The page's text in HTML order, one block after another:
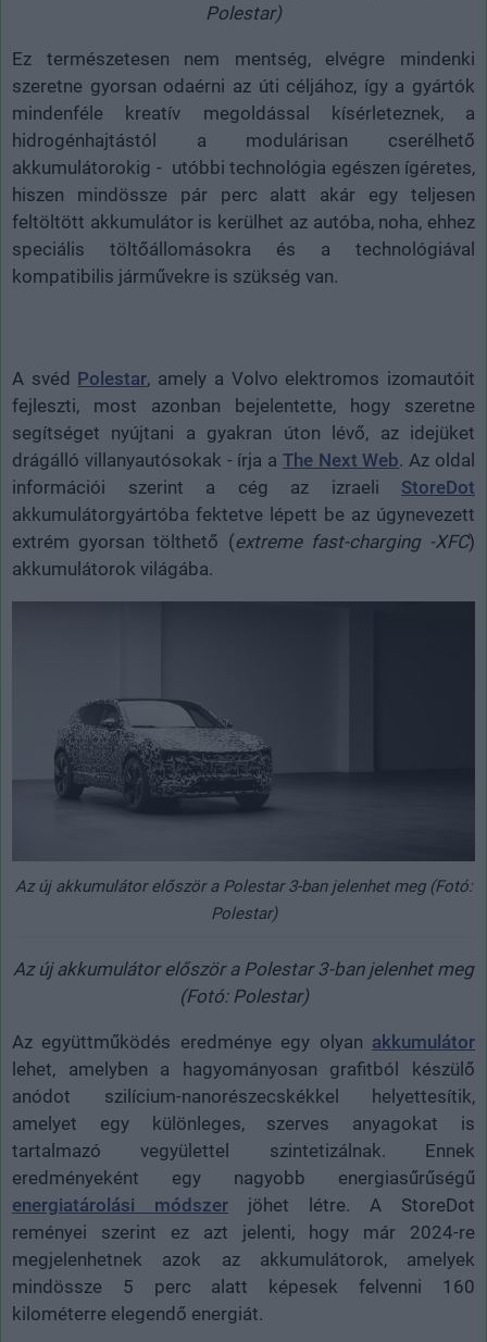
Polestar)
Ez természetesen nem mentség, elvégre mindenki
szeretne gyorsan odaérni az úti céljához, így a gyártók
mindenféle kreatív megoldással kísérleteznek, a
hidrogénhajtástól a modulárisan cserélhető
akkumulátorokig - utóbbi technológia egészen ígéretes,
hiszen mindössze pár perc alatt akár egy teljesen
feltöltött akkumulátor is kerülhet az autóba, noha, ehhez
speciális töltőállomásokra és a technológiával
kompatibilis járművekre is szükség van.
A svéd Polestar, amely a Volvo elektromos izomautóit
fejleszti, most azonban bejelentette, hogy szeretne
segítséget nyújtani a gyakran úton lévő, az idejüket
drágálló villanyautósokak - írja a The Next Web. Az oldal
információi szerint a cég az izraeli StoreDot
akkumulátorgyártóba fektetve lépett be az úgynevezett
extrém gyorsan tölthető (extreme fast-charging -XFC)
akkumulátorok világába.
Az új akkumulátor először a Polestar 3-ban jelenhet meg (Fotó:
Polestar)
Az új akkumulátor először a Polestar 3-ban jelenhet meg
(Fotó: Polestar)
Az együttműködés eredménye egy olyan akkumulátor
lehet, amelyben a hagyományosan grafitból készülő
anódot szilícium-nanorészecskékkel helyettesítik,
amelyet egy különleges, szerves anyagokat is
tartalmazó vegyülettel szintetizálnak. Ennek
eredményeként egy nagyobb energiasűrűségű
energiatárolási módszer jöhet létre. A StoreDot
reményei szerint ez azt jelenti, hogy már 2024-re
megjelenhetnek azok az akkumulátorok, amelyek
mindössze 5 perc alatt képesek felvenni 160
kilométerre elegendő energiát.